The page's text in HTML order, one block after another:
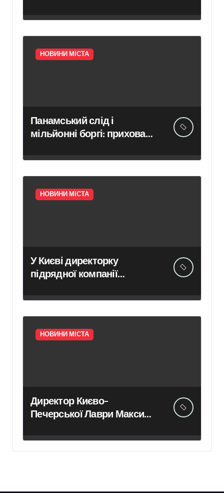
НОВИНИ МІСТА
Панамський слід і
мільйонні боргі: приховані
білоцерківського
НОВИНИ МІСТА
У Києві директорку
підрядної компанії
збитки під час ремонту
НОВИНИ МІСТА
Директор Києво-
Печерської Лаври Максим
ексклюзивному інтерв’ю
про головні події Києва